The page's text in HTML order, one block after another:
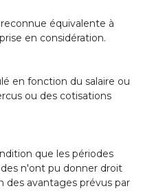
équivalente à
en considération.
en fonction du salaire ou
ou des cotisations
que les périodes
n'ont pu donner droit
des avantages prévus par